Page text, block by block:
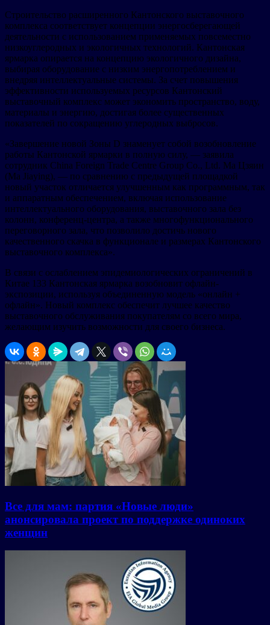
Строительство расширенного Кантонского выставочного
комплекса соответствует концепции энергосберегающей
деятельности с использованием применяемых повсеместно
низкоуглеродных и экологичных технологий. Кантонская
ярмарка опирается на концепцию экологичного дизайна,
выбирая оборудование с низким энергопотреблением и
внедряя интеллектуальные системы. За счет повышения
эффективности используемых ресурсов Кантонский
выставочный комплекс может экономить пространство, воду,
материалы и энергию, достигая более существенных
показателей по сокращению углеродных выбросов.
«Завершение новой Зоны D знаменует собой возобновление
работы Кантонской ярмарки в полную силу, — заявила
сотрудник China Foreign Trade Centre Group Co., Ltd. Ма Цзяин
(Ma Jiaying), — по сравнению с предыдущей площадкой
новый участок отличается улучшенным как программным, так
и аппаратным обеспечением, включая использование
интеллектуального оборудования, выставочного зала без
колонн, конференц-центра, а также многофункционального
переговорного зала, что позволило достичь нового
качественного скачка в функционале и размерах Кантонского
выставочного комплекса».
В связи с ослаблением эпидемиологических ограничений в
Китае 133 Кантонская ярмарка возобновит офлайн-
экспозиции, используя объединенную модель «онлайн +
офлайн». Новый комплекс обеспечит лучшее качество
выставочного обслуживания покупателям со всего мира,
желающим изучить возможности для своего бизнеса.
Все для мам: партия «Новые люди»
анонсировала проект по поддержке одиноких
женщин